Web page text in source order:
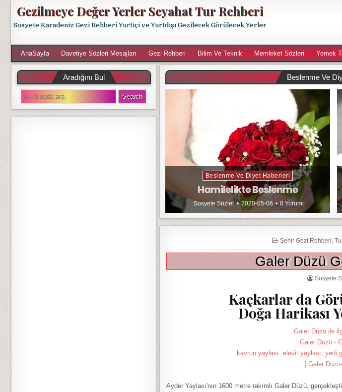
Gezilmeye Değer Yerler Seyahat Tur Rehberi
Sosyete Karadeniz Gezi Rehberi Yurtiçi ve Yurtdışı Gezilecek Görülecek Yerler
AnaSayfa Davetiye Sözleri Mesajları Gezi Rehberi Bilim Ve Teknik Memleket Sözleri Yemek
Beslenme Ve
Beslenme Ve Diyet Haberleri
Hamilelikte Beslenme
Sosyete Sözler 2020-05-06 0 Yorum
Şehir Gezi Rehberi,
Galer Düzü
Sosyete
Kaçkarlar da
Doğa Harikası
Galer Düzü ile
Galer Düzü -
kavrun yaylası, elevit yaylası, yedi
{ Galer
Ayder Yaylası'nın 1600 metre rakımlı Galer Düzü,
Aradığını Bul
S
e